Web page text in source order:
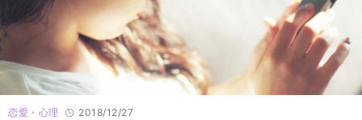
恋愛・心理 2018/12/27